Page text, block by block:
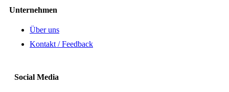
Unternehmen
Über uns
Kontakt / Feedback
Social Media